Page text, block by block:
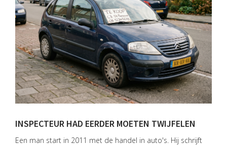
INSPECTEUR HAD EERDER MOETEN TWIJFELEN
Een man start in 2011 met de handel in auto's. Hij schrijft